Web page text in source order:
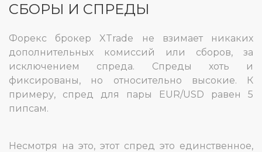
СБОРЫ И СПРЕДЫ
Форекс брокер XTrade не взимает никаких
дополнительных комиссий или сборов, за
исключением спреда. Спреды хоть и
фиксированы, но относительно высокие. К
примеру, спред для пары EUR/USD равен 5
пипсам.
Несмотря на это, этот спред это единственное,